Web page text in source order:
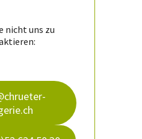
nicht uns zu